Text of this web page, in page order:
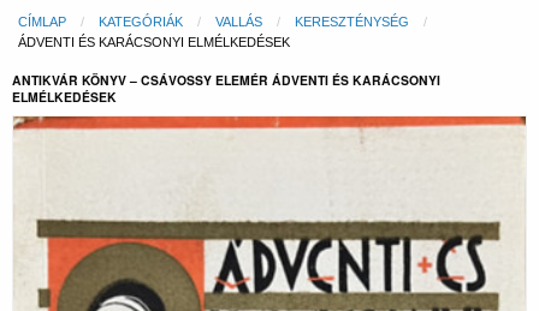
Morzsa
CÍMLAP KATEGÓRIÁK VALLÁS
KERESZTÉNYSÉG
CURRENT:
ÁDVENTI ÉS KARÁCSONYI ELMÉLKEDÉSEK
ANTIKVÁR KÖNYV – CSÁVOSSY ELEMÉR ÁDVENTI ÉS KARÁCSONYI
ELMÉLKEDÉSEK